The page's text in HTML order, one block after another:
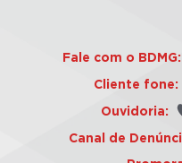
Fale com o BDMG:
Cliente fone:
Ouvidoria:
Canal de